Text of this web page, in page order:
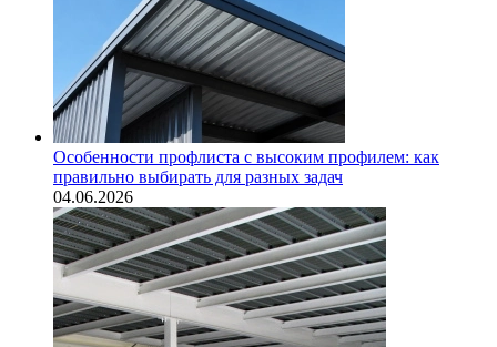
Особенности профлиста с высоким профилем: как
правильно выбирать для разных задач
04.06.2026